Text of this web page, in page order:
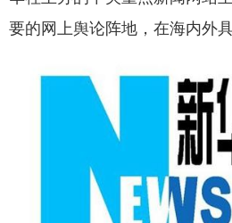
要的网上舆论阵地，在海内外